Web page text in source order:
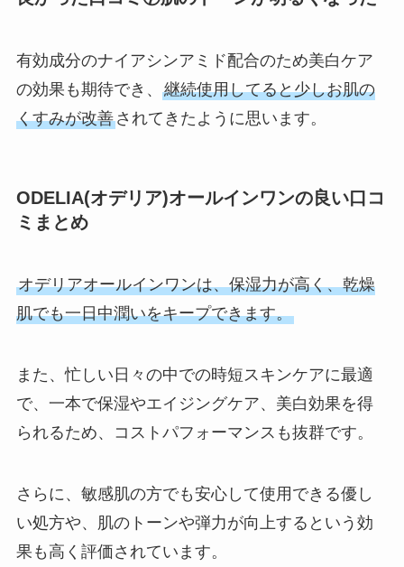
有効成分のナイアシンアミド配合のため美白ケア
の効果も期待でき、 継続使用してると少しお肌の
くすみが改善されてきたように思います。
ODELIA(オデリア)オールインワンの良い⼝コ
ミまとめ
オデリアオールインワンは、保湿力が高く、乾燥
肌でも一日中潤いをキープできます。
また、忙しい日々の中での時短スキンケアに最適
で、一本で保湿やエイジングケア、美白効果を得
られるため、コストパフォーマンスも抜群です。
さらに、敏感肌の方でも安心して使用できる優し
い処方や、肌のトーンや弾力が向上するという効
果も高く評価されています。